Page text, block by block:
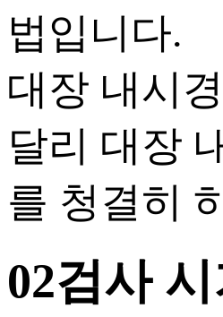
법입니다.
대장 내시
달리 대장
를 청결히
02검사 시